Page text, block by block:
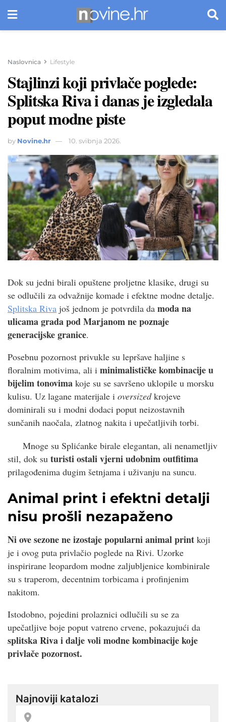
Naslovnica Lifestyle
Stajlinzi koji privlače poglede:
Splitska Riva i danas je izgledala
poput modne piste
by Novine.hr 10. svibnja 2026.
Dok su jedni birali opuštene proljetne klasike, drugi su
se odlučili za odvažnije komade i efektne modne detalje.
Splitska Riva još jednom je potvrdila da moda na
ulicama grada pod Marjanom ne poznaje
generacijske granice.
Posebnu pozornost privukle su lepršave haljine s
floralnim motivima, ali i minimalističke kombinacije u
bijelim tonovima koje su se savršeno uklopile u morsku
kulisu. Uz lagane materijale i oversizedkrojeve
dominirali su i modni dodaci poput neizostavnih
sunčanih naočala, zlatnog nakita i upečatljivih torbi.
Mnoge su Splićanke birale elegantan, ali nenametljiv
stil, dok su turisti ostali vjerni udobnim outfitima
prilagođenima dugim šetnjama i uživanju na suncu.
Animal print i efektni detalji
nisu prošli nezapaženo
Ni ove sezone ne izostaje popularni animal print koji
je i ovog puta privlačio poglede na Rivi. Uzorke
inspirirane leopardom modne zaljubljenice kombinirale
su s traperom, decentnim torbicama i profinjenim
nakitom.
Istodobno, pojedini prolaznici odlučili su se za
upečatljive boje poput vatreno crvene, pokazujući da
splitska Riva i dalje voli modne kombinacije koje
privlače pozornost.